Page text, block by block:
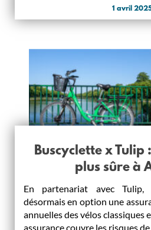
1 avril
Buscyclette x
plus sûre à
En partenariat avec Tulip,
désormais en option une
annuelles des vélos
assurance couvre les risques de